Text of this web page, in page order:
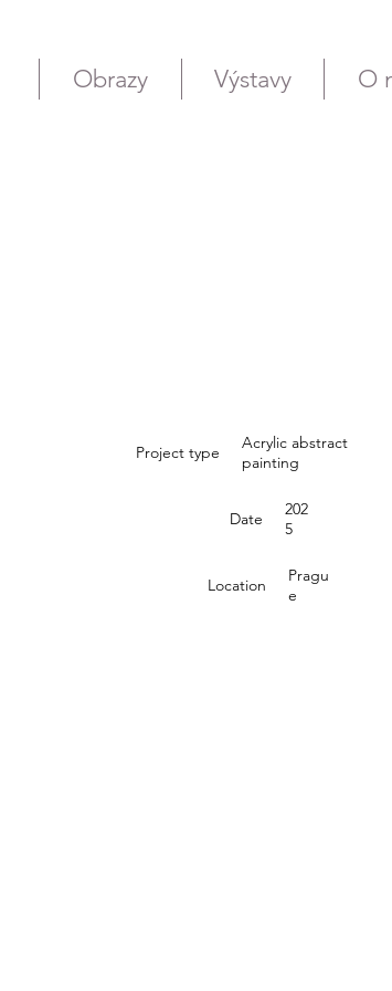
Obrazy Výstavy O
Project type
Acrylic abstract
painting
Date
202
5
Location
Pragu
e